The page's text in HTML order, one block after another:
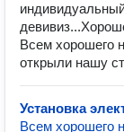
Всем хорошего
открыли нашу
Установка
Всем хорошего